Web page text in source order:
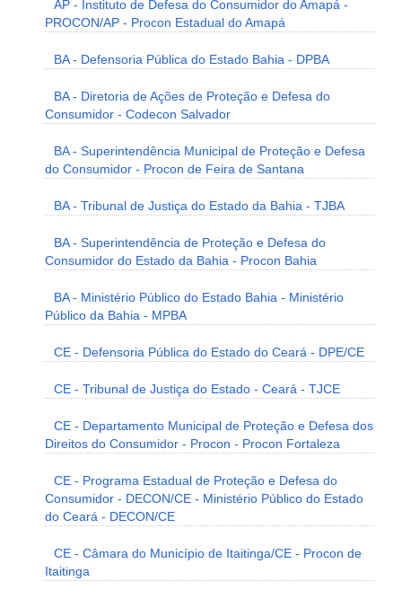
AP - Instituto de Defesa do Consumidor do Amapá -
PROCON/AP - Procon Estadual do Amapá
BA - Defensoria Pública do Estado Bahia - DPBA
BA - Diretoria de Ações de Proteção e Defesa do
Consumidor - Codecon Salvador
BA - Superintendência Municipal de Proteção e Defesa
do Consumidor - Procon de Feira de Santana
BA - Tribunal de Justiça do Estado da Bahia - TJBA
BA - Superintendência de Proteção e Defesa do
Consumidor do Estado da Bahia - Procon Bahia
BA - Ministério Público do Estado Bahia - Ministério
Público da Bahia - MPBA
CE - Defensoria Pública do Estado do Ceará - DPE/CE
CE - Tribunal de Justiça do Estado - Ceará - TJCE
CE - Departamento Municipal de Proteção e Defesa dos
Direitos do Consumidor - Procon - Procon Fortaleza
CE - Programa Estadual de Proteção e Defesa do
Consumidor - DECON/CE - Ministério Público do Estado
do Ceará - DECON/CE
CE - Câmara do Município de Itaitinga/CE - Procon de
Itaitinga